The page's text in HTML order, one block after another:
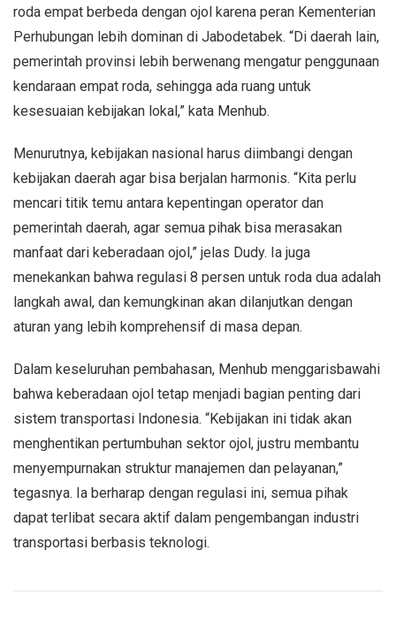
roda empat berbeda dengan ojol karena peran Kementerian
Perhubungan lebih dominan di Jabodetabek. “Di daerah lain,
pemerintah provinsi lebih berwenang mengatur penggunaan
kendaraan empat roda, sehingga ada ruang untuk
kesesuaian kebijakan lokal,” kata Menhub.
Menurutnya, kebijakan nasional harus diimbangi dengan
kebijakan daerah agar bisa berjalan harmonis. “Kita perlu
mencari titik temu antara kepentingan operator dan
pemerintah daerah, agar semua pihak bisa merasakan
manfaat dari keberadaan ojol,” jelas Dudy. Ia juga
menekankan bahwa regulasi 8 persen untuk roda dua adalah
langkah awal, dan kemungkinan akan dilanjutkan dengan
aturan yang lebih komprehensif di masa depan.
Dalam keseluruhan pembahasan, Menhub menggarisbawahi
bahwa keberadaan ojol tetap menjadi bagian penting dari
sistem transportasi Indonesia. “Kebijakan ini tidak akan
menghentikan pertumbuhan sektor ojol, justru membantu
menyempurnakan struktur manajemen dan pelayanan,”
tegasnya. Ia berharap dengan regulasi ini, semua pihak
dapat terlibat secara aktif dalam pengembangan industri
transportasi berbasis teknologi.